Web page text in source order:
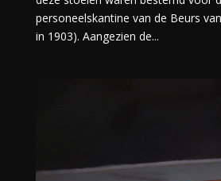
personeelskantine van de Beurs
in 1903). Aangezien de...